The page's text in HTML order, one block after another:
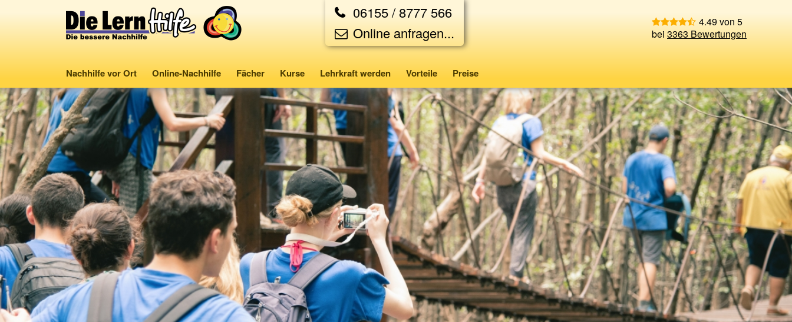
Nachhilfe vor Ort Online-Nachhilfe Fächer Kurse Lehrkraft werden Vorteile Preise
4.49 von 5
bei 3363 Bewertungen
06155 / 8777 566
Online anfragen...